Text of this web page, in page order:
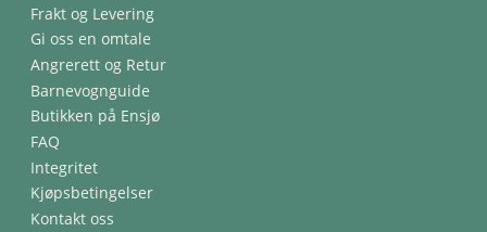
Frakt og Levering
Gi oss en omtale
Angrerett og Retur
Barnevognguide
Butikken på Ensjø
FAQ
Integritet
Kjøpsbetingelser
Kontakt oss